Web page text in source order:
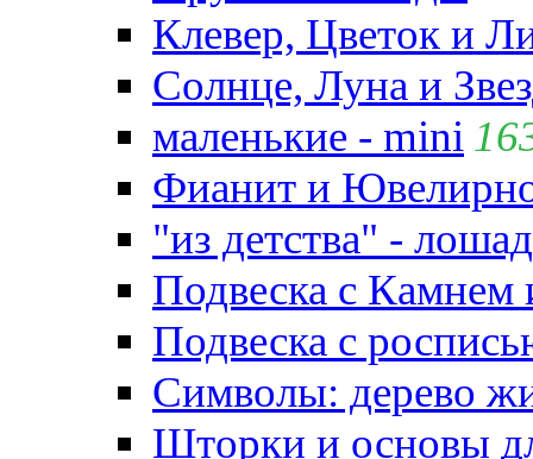
Клевер, Цветок и
Солнце, Луна и
маленькие - mini
Фианит и
"из детства" -
Подвеска с
Подвеска с
Символы: дерево
Шторки и основы